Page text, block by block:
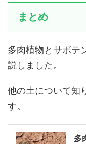
まとめ
多肉植物とサボテ
説しました。
他の土について知
す。
多